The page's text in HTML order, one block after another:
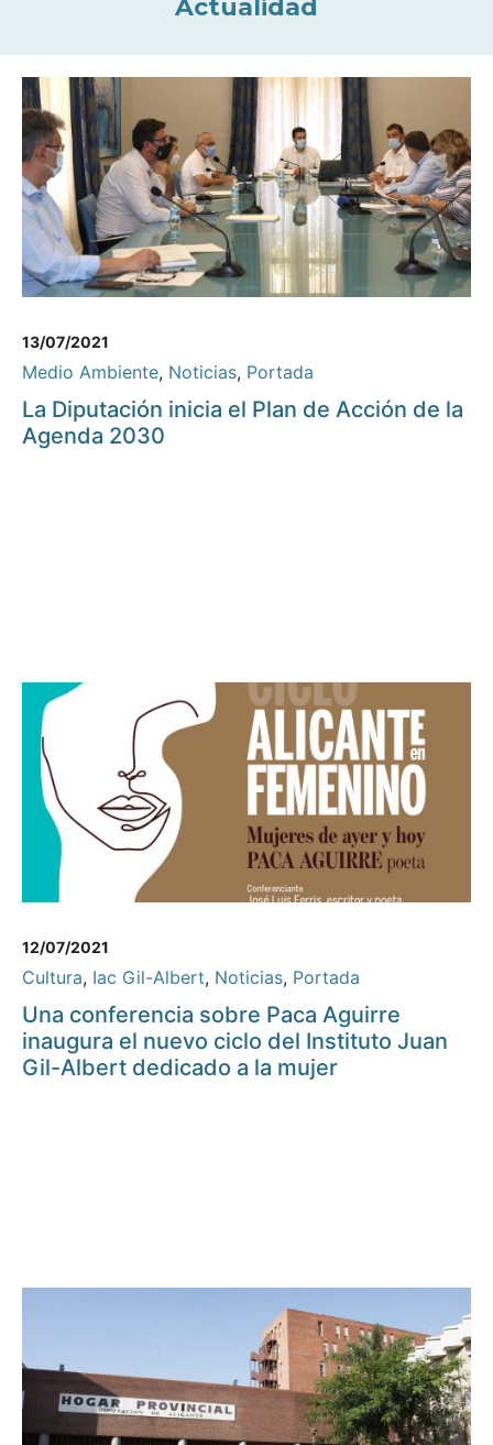
Actualidad
13/07/2021
Medio Ambiente, Noticias, Portada
La Diputación inicia el Plan de Acción de la
Agenda 2030
12/07/2021
Cultura, Iac Gil-Albert, Noticias, Portada
Una conferencia sobre Paca Aguirre
inaugura el nuevo ciclo del Instituto Juan
Gil-Albert dedicado a la mujer